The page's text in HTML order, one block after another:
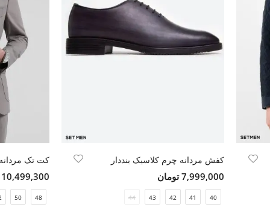
کفش مردانه چرم کلاسیک بنددار
7,999,000 تومان
40
41
42
43
44
کت تک
10,499,300 تومان
48
50